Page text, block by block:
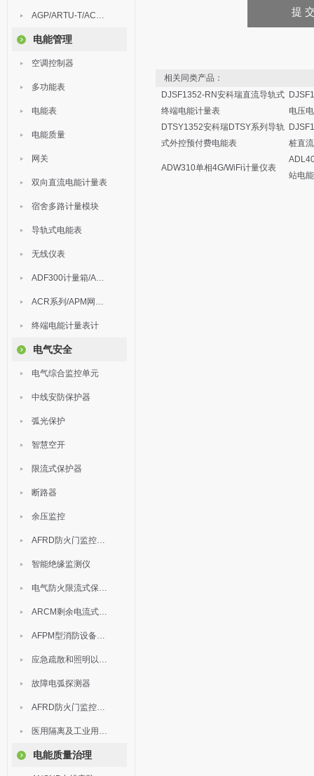
AGP/ARTU-T/ACM/ADDC
电能管理
空调控制器
多功能表
电能表
电能质量
网关
双向直流电能计量表
宿舍多路计量模块
导轨式电能表
无线仪表
ADF300计量箱/AEW无线计量
ACR系列/APM网络电力仪表
终端电能计量表计
电气安全
电气综合监控单元
中线安防保护器
弧光保护
智慧空开
限流式保护器
断路器
余压监控
AFRD防火门监控模块
智能绝缘监测仪
电气防火限流式保护器
ARCM剩余电流式电气火灾监控装置
AFPM型消防设备电源监控系统
应急疏散和照明以及灯具
故障电弧探测器
AFRD防火门监控系统
医用隔离及工业用电绝缘检测
电能质量治理
相关同类产品：
DJSF1352-RN安科瑞直流导轨式
终端电能计量表
电压
DTSY1352安科瑞DTSY系列导轨
式外控预付费电能表
桩直
ADW310单相4G/WiFi计量仪表
站电